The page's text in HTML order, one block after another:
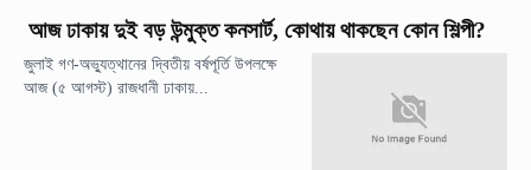
আজ ঢাকায় দুই বড় উন্মুক্ত কনসার্ট, কোথায় থাকছেন কোন শিল্পী?
জুলাই গণ-অভ্যুত্থানের দ্বিতীয় বর্ষপূর্তি উপলক্ষে
আজ (৫ আগস্ট) রাজধানী ঢাকায়...